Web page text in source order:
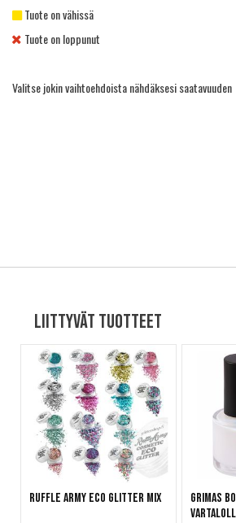
Tuote on vähissä
Tuote on loppunut
Valitse jokin vaihtoehdoista nähdäksesi saatavuuden
Liittyvät tuotteet
Ruffle Army Eco Glitter Mix
Grimas